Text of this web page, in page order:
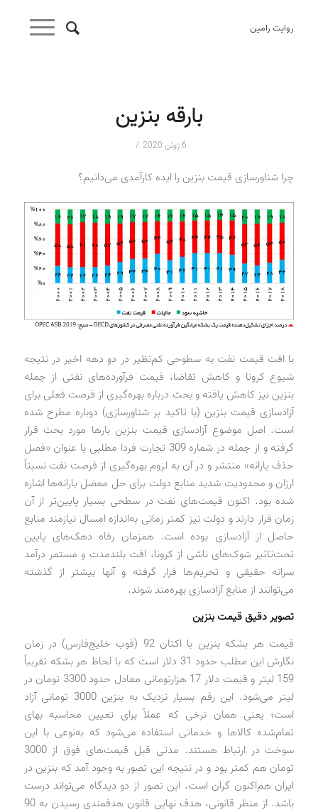
روایت رامین
بارقه بنزین
6 ژوئن 2020 /
چرا شناورسازی قیمت بنزین را ایده کارآمدی می‌دانیم؟
با افت قیمت نفت به سطوحی کم‌نظیر در دو دهه اخیر در نتیجه
شیوع کرونا و کاهش تقاضا، قیمت فرآورده‌های نفتی از جمله
بنزین نیز کاهش ‌یافته و بحث درباره بهره‌گیری از فرصت فعلی برای
آزادسازی قیمت بنزین (با تاکید بر شناورسازی) دوباره مطرح شده
است. اصل موضوع آزادسازی قیمت بنزین بارها مورد بحث قرار
گرفته و از جمله در شماره 309 تجارت فردا مطلبی با عنوان «فصل
حذف یارانه» منتشر و در آن به لزوم بهره‌گیری از فرصت نفت نسبتاً
ارزان و محدودیت شدید منابع دولت برای حل معضل یارانه‌ها اشاره
شده بود. اکنون قیمت‌های نفت در سطحی بسیار پایین‌تر از آن
زمان قرار دارند و دولت نیز کمتر زمانی به‌اندازه امسال نیازمند منابع
حاصل از آزادسازی بوده است. همزمان رفاه دهک‌های پایین
تحت‌تاثیر شوک‌های ناشی از کرونا، افت بلندمدت و مستمر درآمد
سرانه حقیقی و تحریم‌ها قرار گرفته و آنها بیشتر از گذشته
می‌توانند از منابع آزادسازی بهره‌مند شوند.
تصویر دقیق قیمت بنزین
قیمت هر بشکه بنزین با اکتان 92 (فوب خلیج‌فارس) در زمان
نگارش این مطلب حدود 31 دلار است که با لحاظ هر بشکه تقریباً
159 لیتر و قیمت دلار 17 هزارتومانی معادل حدود 3300 تومان در
لیتر می‌شود. این رقم بسیار نزدیک به بنزین 3000 تومانی آزاد
است؛ یعنی همان نرخی که عملاً برای تعیین محاسبه بهای
تمام‌شده کالاها و خدماتی استفاده می‌شود که به‌نوعی با این
سوخت در ارتباط هستند. مدتی قبل قیمت‌های فوق از 3000
تومان هم کمتر بود و در نتیجه این تصور به وجود آمد که بنزین در
ایران هم‌اکنون گران است. این تصور از دو دیدگاه می‌تواند درست
باشد. از منظر قانونی، هدف نهایی قانون هدفمندی رسیدن به 90